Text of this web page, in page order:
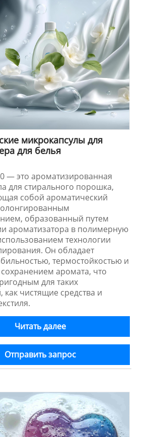
микрокапсулы для
для белья
— это ароматизированная
для стирального порошка,
собой ароматический
образованный путем
ароматизатора в полимерную
технологии
Он обладает
термостойкостью и
аромата, что
для таких
чистящие средства и
Читать далее
Отправить запрос